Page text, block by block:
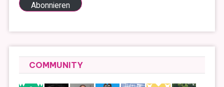
Abonnieren
COMMUNITY